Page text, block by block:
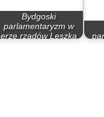
Bydgoski
parlamentaryzm w
erze rządów Leszka